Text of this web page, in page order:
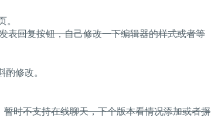
表回复按钮，自己修改一下编辑器的样式或者等
修改。
暂时不支持在线聊天，下个版本看情况添加或者摒